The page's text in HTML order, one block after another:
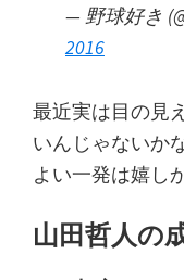
— 野球好き
2016
最近実は目の見
いんじゃないか
よい一発は嬉し
山田哲人の